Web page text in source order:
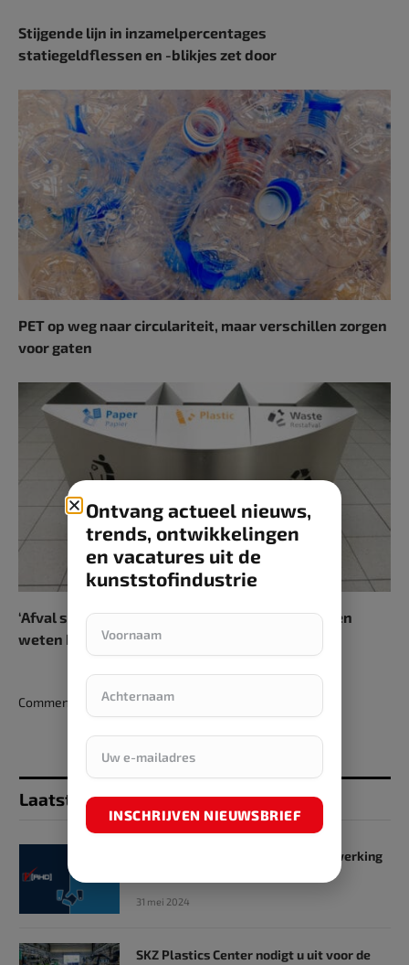
Stijgende lijn in inzamelpercentages
statiegeldflessen en -blikjes zet door
PET op weg naar circulariteit, maar verschillen zorgen
voor gaten
‘Afval scheiden al jaren verplicht, maar bedrijven
weten het niet’
Comments are closed.
Laatst toegevoegd
SKZ en RHD GmbH starten samenwerking
31 mei 2024
SKZ Plastics Center nodigt u uit voor de
Ontvang actueel nieuws,
trends, ontwikkelingen
en vacatures uit de
kunststofindustrie
INSCHRIJVEN NIEUWSBRIEF